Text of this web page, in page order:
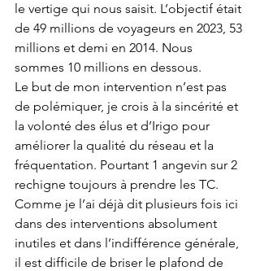
le vertige qui nous saisit. L’objectif était
de 49 millions de voyageurs en 2023, 53
millions et demi en 2014. Nous
sommes 10 millions en dessous.
Le but de mon intervention n’est pas
de polémiquer, je crois à la sincérité et
la volonté des élus et d’Irigo pour
améliorer la qualité du réseau et la
fréquentation. Pourtant 1 angevin sur 2
rechigne toujours à prendre les TC.
Comme je l’ai déjà dit plusieurs fois ici
dans des interventions absolument
inutiles et dans l’indifférence générale,
il est difficile de briser le plafond de